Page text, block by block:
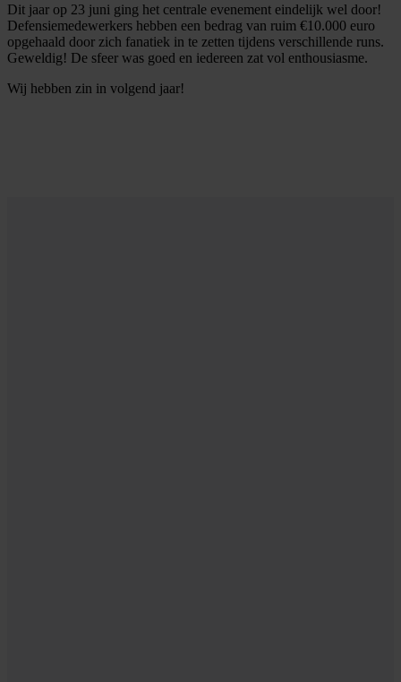
Dit jaar op 23 juni ging het centrale evenement eindelijk wel door!
Defensiemedewerkers hebben een bedrag van ruim €10.000 euro
opgehaald door zich fanatiek in te zetten tijdens verschillende runs.
Geweldig! De sfeer was goed en iedereen zat vol enthousiasme.
Wij hebben zin in volgend jaar!